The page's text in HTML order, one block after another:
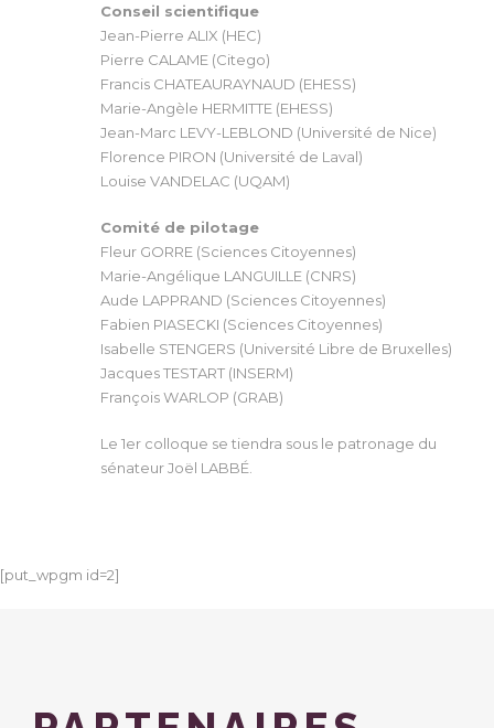
Conseil scientifique
Jean-Pierre ALIX (HEC)
Pierre CALAME (Citego)
Francis CHATEAURAYNAUD (EHESS)
Marie-Angèle HERMITTE (EHESS)
Jean-Marc LEVY-LEBLOND (Université de Nice)
Florence PIRON (Université de Laval)
Louise VANDELAC (UQAM)
Comité de pilotage
Fleur GORRE (Sciences Citoyennes)
Marie-Angélique LANGUILLE (CNRS)
Aude LAPPRAND (Sciences Citoyennes)
Fabien PIASECKI (Sciences Citoyennes)
Isabelle STENGERS (Université Libre de Bruxelles)
Jacques TESTART (INSERM)
François WARLOP (GRAB)
Le 1er colloque se tiendra sous le patronage du
sénateur Joël LABBÉ.
[put_wpgm id=2]